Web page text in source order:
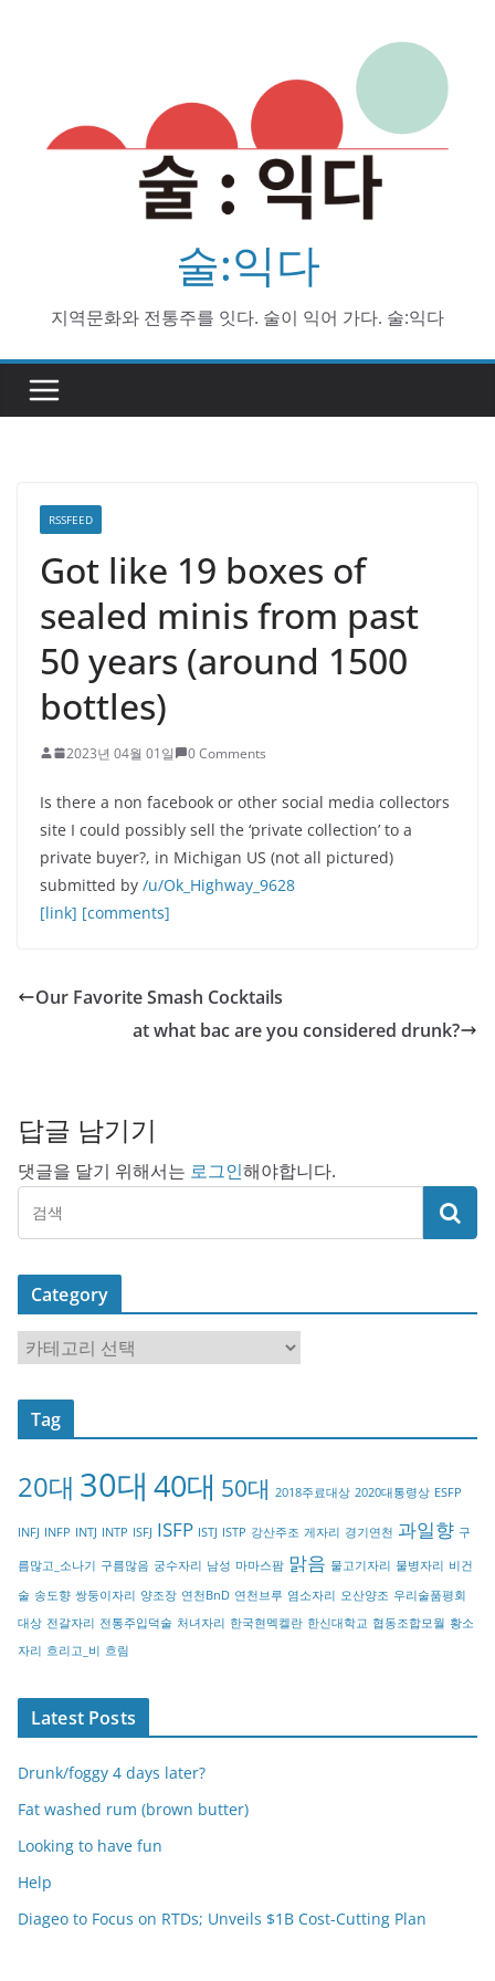
술:익다
지역문화와 전통주를 잇다. 술이 익어 가다. 술:익다
RSSFEED
Got like 19 boxes of
sealed minis from past
50 years (around 1500
bottles)
2023년 04월 01일 0 Comments
Is there a non facebook or other social media collectors
site I could possibly sell the ‘private collection’ to a
private buyer?, in Michigan US (not all pictured)
submitted by /u/Ok_Highway_9628
[link] [comments]
Our Favorite Smash Cocktails
at what bac are you considered drunk?
답글 남기기
댓글을 달기 위해서는 로그인해야합니다.
Category
a
t
o
y
Tag
20대 30대 40대 50대 2018주료대상 2020대통령상 ESFP
INFJ INFP INTJ INTP ISFJ ISFP ISTJ ISTP 강산주조 게자리 경기연천 과일향 구
름많고_소나기 구름많음 궁수자리 남성 마마스팜 맑음 물고기자리 물병자리 비건
술 송도향 쌍둥이자리 양조장 연천BnD 연천브루 염소자리 오산양조 우리술품평회
대상 전갈자리 전통주입덕술 처녀자리 한국현멕켈란 한신대학교 협동조합모월 황소
자리 흐리고_비 흐림
Latest Posts
Drunk/foggy 4 days later?
Fat washed rum (brown butter)
Looking to have fun
Help
Diageo to Focus on RTDs; Unveils $1B Cost-Cutting Plan